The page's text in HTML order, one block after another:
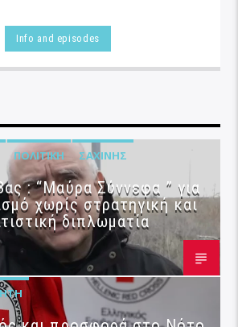
Info and episodes
ΠΟΛΙΤΙΚΉ ΣΑΧΊΝΗΣ
: “Μαύρα Σύννεφα ” για
χωρίς στρατηγική και
διπλωματία